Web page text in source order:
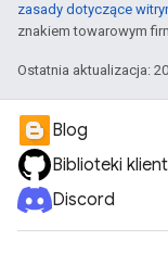
zasady dotyczące
znakiem towarowym
Ostatnia aktualizacja:
Blog
Biblioteki
Discord